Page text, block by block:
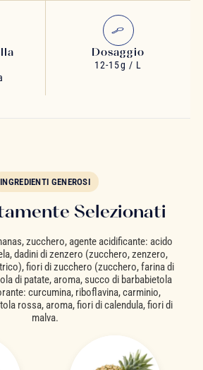
Dosaggio
12-15g / L
INGREDIENTI GENEROSI
Selezionati
zucchero, agente acidificante: acido
dadini di zenzero (zucchero, zenzero,
fiori di zucchero (zucchero, farina di
di patate, aroma, succo di barbabietola
curcumina, riboflavina, carminio,
rossa, aroma, fiori di calendula, fiori di
malva.